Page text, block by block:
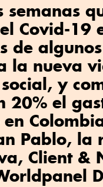
semanas
Covid-19
de
la nueva
y
20% el
Pablo, la
Client &